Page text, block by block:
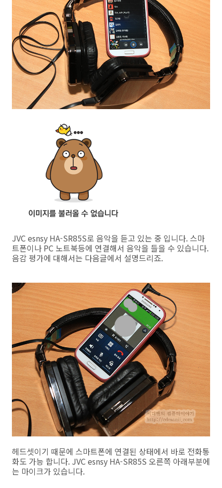
JVC esnsy HA-SR85S로 음악을 듣고 있는 중 입니다. 스마
트폰이나 PC 노트북등에 연결해서 음악을 들을 수 있습니다.
음감 평가에 대해서는 다음글에서 설명드리죠.
헤드셋이기 때문에 스마트폰에 연결된 상태에서 바로 전화통
화도 가능 합니다. JVC esnsy HA-SR85S 오른쪽 아래부분에
는 마이크가 있습니다.